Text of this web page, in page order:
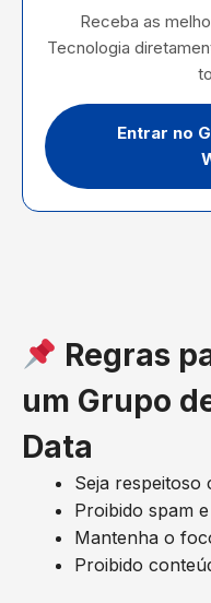
Receba as
Tecnologia
Entrar no
Regras
um Grupo
Data
Seja respeitoso
Proibido spam
Mantenha o
Proibido